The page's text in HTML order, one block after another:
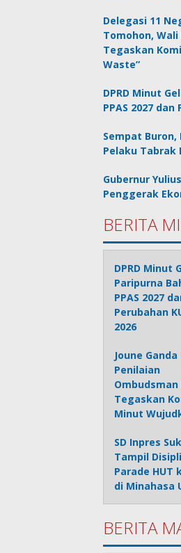
Delegasi 11
Tomohon,
Tegaskan
Waste”
DPRD Minut
PPAS 2027 dan
Sempat
Pelaku Tabrak
Gubernur
Penggerak
BERITA
DPRD Minut
Paripurna
PPAS 2027
Perubahan
2026
Joune
Penilaian
Ombudsman
Tegaskan
Minut
SD Inpres
Tampil
Parade HUT
di Minahasa
BERITA